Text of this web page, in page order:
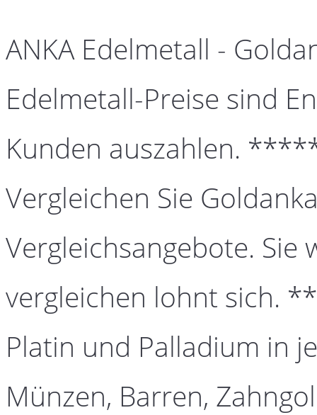
ANKA Edelmetall -
Edelmetall-Preise sind
Kunden auszahlen.
Vergleichen Sie
Vergleichsangebote. Sie
vergleichen lohnt sich.
Platin und Palladium in
Münzen, Barren,